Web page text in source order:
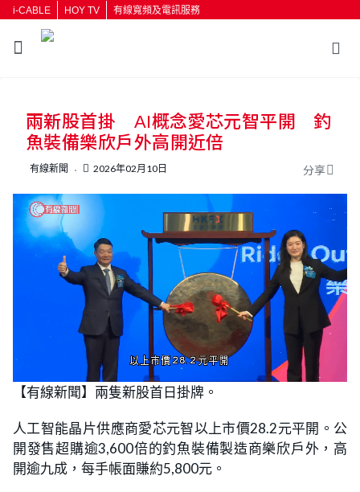
i-CABLE HOY TV 有線寬頻及電訊服務
按輸入鍵開始搜尋
兩新股首掛 AI概念愛芯元智平開 釣
魚裝備樂欣戶外高開近倍
有線新聞 2026年02月10日 分享
n
m
u
e
o
a
d
d
:
9
0
0
0
【有線新聞】兩隻新股首日掛牌。
人工智能晶片供應商愛芯元智以上市價28.2元平開。公
開發售超購逾3,600倍的釣魚裝備製造商樂欣戶外，高
開逾九成，每手帳面賺約5,800元。